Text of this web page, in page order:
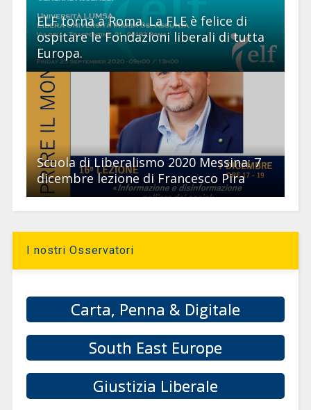
ELF torna a Roma. La FLE è felice di
ospitare le Fondazioni liberali di tutta
Europa.
Scuola di Liberalismo 2020 Messina: 7
dicembre lezione di Francesco Pira
I nostri Osservatori
Carta, Penna & Digitale
South East Europe
Giustizia Liberale